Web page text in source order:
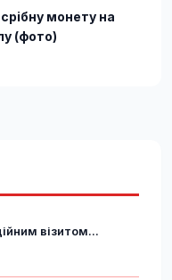
монету на
(фото)
візитом...